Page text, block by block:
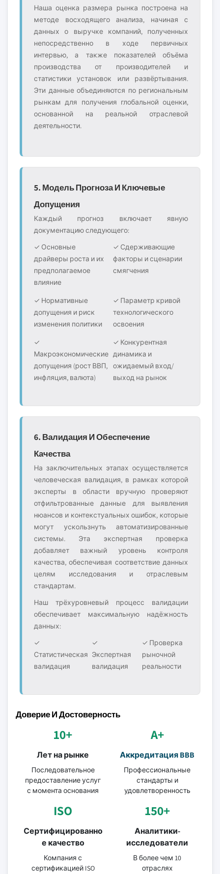
Наша оценка размера рынка построена на
методе восходящего анализа, начиная с
данных о выручке компаний, полученных
непосредственно в ходе первичных
интервью, а также показателей объёма
производства от производителей и
статистики установок или развёртывания.
Эти данные объединяются по региональным
рынкам для получения глобальной оценки,
основанной на реальной отраслевой
деятельности.
5. Модель Прогноза И Ключевые
Допущения
Каждый прогноз включает явную
документацию следующего:
✓ Основные
драйверы роста и их
предполагаемое
влияние
✓ Сдерживающие
факторы и сценарии
смягчения
✓ Нормативные
допущения и риск
изменения политики
✓ Параметр кривой
технологического
освоения
✓
Макроэкономические
допущения (рост ВВП,
инфляция, валюта)
✓ Конкурентная
динамика и
ожидаемый вход/
выход на рынок
6. Валидация И Обеспечение
Качества
На заключительных этапах осуществляется
человеческая валидация, в рамках которой
эксперты в области вручную проверяют
отфильтрованные данные для выявления
нюансов и контекстуальных ошибок, которые
могут ускользнуть автоматизированные
системы. Эта экспертная проверка
добавляет важный уровень контроля
качества, обеспечивая соответствие данных
целям исследования и отраслевым
стандартам.
Наш трёхуровневый процесс валидации
обеспечивает максимальную надёжность
данных:
✓
Статистическая
валидация
✓
Экспертная
валидация
✓ Проверка
рыночной
реальности
Доверие И Достоверность
10+
Лет на рынке
Последовательное
предоставление услуг
с момента основания
A+
Аккредитация BBB
Профессиональные
стандарты и
удовлетворенность
ISO
Сертифицированно
е качество
Компания с
сертификацией ISO
150+
Аналитики-
исследователи
В более чем 10
отраслях